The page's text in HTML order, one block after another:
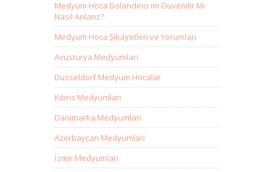
Medyum Hoca Dolandırıcı mı Güvenilir Mi
Nasıl Anlarız?
Medyum Hoca Şikayetleri ve Yorumları
Avusturya Medyumları
Düsseldorf Medyum Hocalar
Kıbrıs Medyumları
Danimarka Medyumları
Azerbaycan Medyumları
İzmir Medyumları